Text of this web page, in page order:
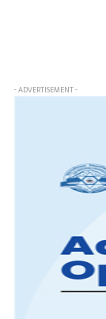
- ADVERTISEMENT -